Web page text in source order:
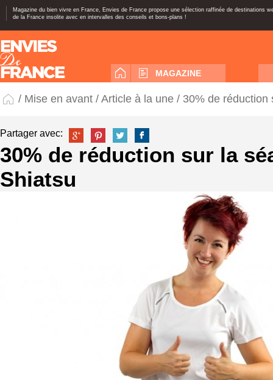
Magazine du bien vivre en France, Envies de France propose une sélection raffinée de destinations
de la France insolite avec en intervalles des conseils et bons-plans !
MAGAZINE
/ Mise en avant / Article à la une / 30% de réduction
Partager avec:
30% de réduction sur la
Shiatsu